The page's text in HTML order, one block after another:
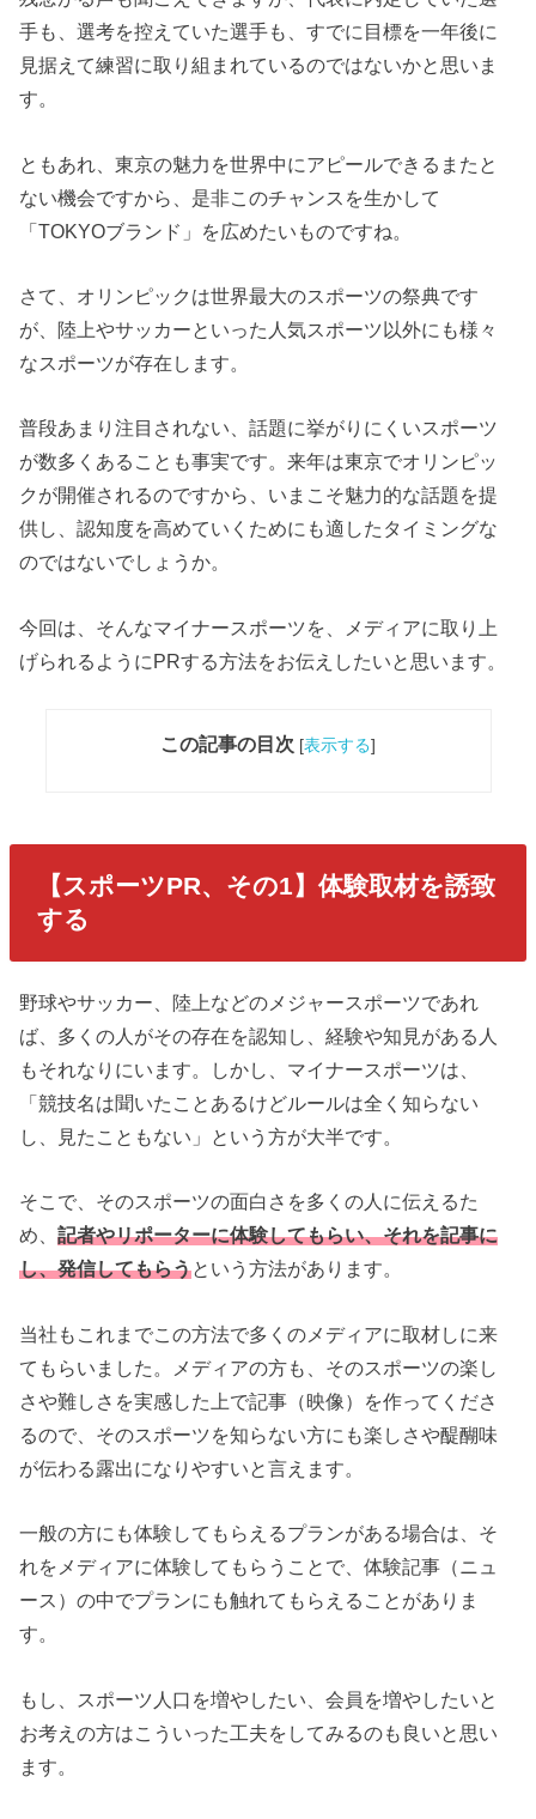
手も、選考を控えていた選手も、すでに目標を一年後に
見据えて練習に取り組まれているのではないかと思いま
す。
ともあれ、東京の魅力を世界中にアピールできるまたと
ない機会ですから、是非このチャンスを生かして
「TOKYOブランド」を広めたいものですね。
さて、オリンピックは世界最大のスポーツの祭典です
が、陸上やサッカーといった人気スポーツ以外にも様々
なスポーツが存在します。
普段あまり注目されない、話題に挙がりにくいスポーツ
が数多くあることも事実です。来年は東京でオリンピッ
クが開催されるのですから、いまこそ魅力的な話題を提
供し、認知度を高めていくためにも適したタイミングな
のではないでしょうか。
今回は、そんなマイナースポーツを、メディアに取り上
げられるようにPRする方法をお伝えしたいと思います。
この記事の目次 [表示する]
【スポーツPR、その1】体験取材を誘致
する
野球やサッカー、陸上などのメジャースポーツであれ
ば、多くの人がその存在を認知し、経験や知見がある人
もそれなりにいます。しかし、マイナースポーツは、
「競技名は聞いたことあるけどルールは全く知らない
し、見たこともない」という方が大半です。
そこで、そのスポーツの面白さを多くの人に伝えるた
め、記者やリポーターに体験してもらい、それを記事に
し、発信してもらうという方法があります。
当社もこれまでこの方法で多くのメディアに取材しに来
てもらいました。メディアの方も、そのスポーツの楽し
さや難しさを実感した上で記事（映像）を作ってくださ
るので、そのスポーツを知らない方にも楽しさや醍醐味
が伝わる露出になりやすいと言えます。
一般の方にも体験してもらえるプランがある場合は、そ
れをメディアに体験してもらうことで、体験記事（ニュ
ース）の中でプランにも触れてもらえることがありま
す。
もし、スポーツ人口を増やしたい、会員を増やしたいと
お考えの方はこういった工夫をしてみるのも良いと思い
ます。